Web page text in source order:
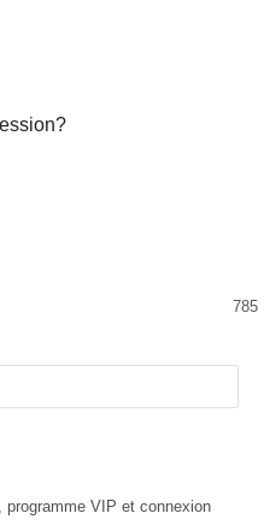
785
VIP et connexion